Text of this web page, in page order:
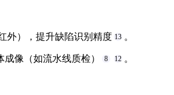
外），提升缺陷识别精度 13 。
像（如流水线质检） 8 12 。